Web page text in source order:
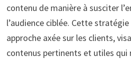
contenu de manière à susciter
l’audience ciblée. Cette stratégie
approche axée sur les clients,
contenus pertinents et utiles qui